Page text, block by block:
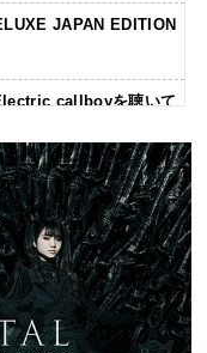
JAPAN EDITION
callboyを聴いて
ッズ販売決定
のパネル展が開催中